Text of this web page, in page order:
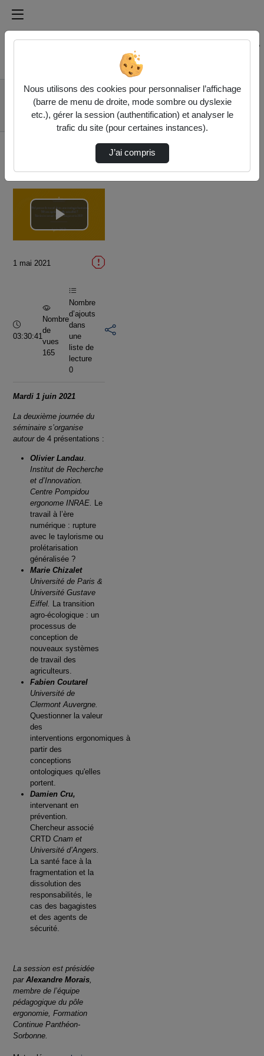
Médiathèque de l'université Paris
Rechercher un média sur Médiathèque de l'université
Accueil
Vidéos
Séminaire
d'ergonomie 2021 :
(Re) penser le …
Lire
vidéo
1 mai 2021
Durée :
03:30:41
Nombre
de
vues
165
Nombre
d’ajouts
dans
une
liste de
lecture
0
Mardi 1 juin 2021
La deuxième journée du
séminaire s’organise
autour de 4 présentations :
Olivier Landau.
Institut de Recherche
et d’Innovation.
Centre Pompidou
ergonome INRAE. Le
travail à l’ère
numérique : rupture
avec le taylorisme ou
prolétarisation
généralisée ?
Marie Chizalet
Université de Paris &
Université Gustave
Eiffel. La transition
agro-écologique : un
processus de
conception de
nouveaux systèmes
de travail des
agriculteurs.
Fabien Coutarel
Université de
Clermont Auvergne.
Questionner la valeur
des
interventions ergonomiques à
partir des
conceptions
ontologiques qu'elles
portent.
Damien Cru,
intervenant en
prévention.
Chercheur associé
CRTDCnam et
Université d’Angers.
La santé face à la
fragmentation et la
dissolution des
responsabilités, le
cas des bagagistes
et des agents de
sécurité.
La session est présidée
par Alexandre Morais
membre de l’équipe
pédagogique du pôle
ergonomie, Formation
Continue Panthéon-
Sorbonne.
Nous utilisons des cookies pour personnaliser l’affichage
(barre de menu de droite, mode sombre ou dyslexie
etc.), gérer la session (authentification) et analyser le
trafic du site (pour certaines instances).
J’ai compris